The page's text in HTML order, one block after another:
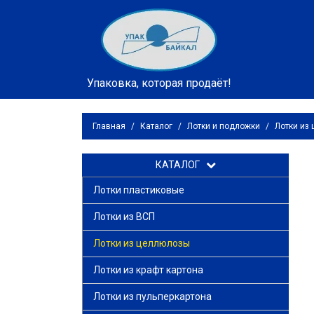
Упаковка, которая продаёт!
Главная / Каталог / Лотки и подложки / Лотки из
КАТАЛОГ
Лотки пластиковые
Лотки из ВСП
Лотки из целлюлозы
Лотки из крафт картона
Лотки из пульперкартона